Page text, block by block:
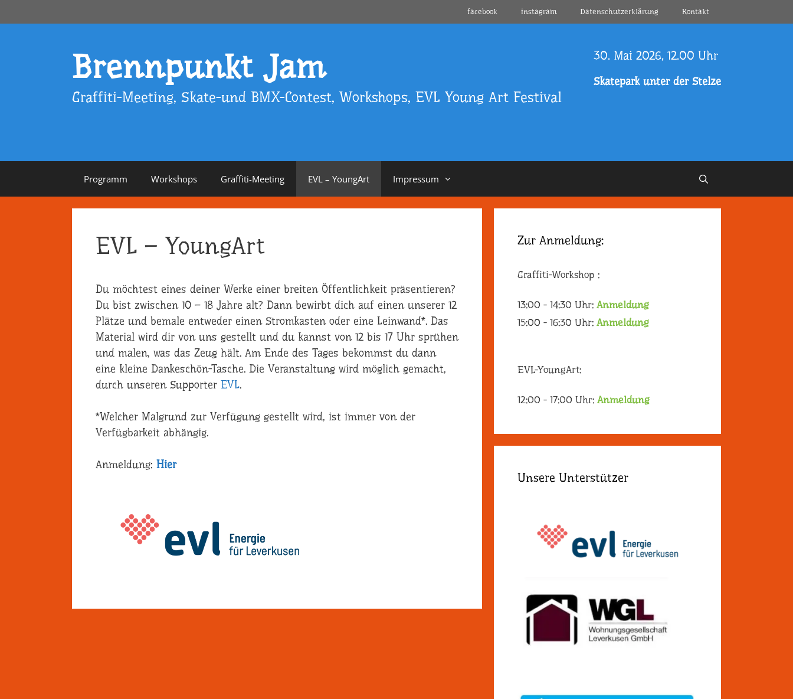
Inhalt
facebook instagram Datenschutzerklärung Kontakt
30. Mai 2026, 12.00 Uhr
Skatepark unter der Stelze
Brennpunkt Jam
Graffiti-Meeting, Skate-und BMX-Contest, Workshops, EVL Young Art Festival
Programm Workshops Graffiti-Meeting EVL – YoungArt Impressum
EVL – YoungArt
Du möchtest eines deiner Werke einer breiten Öffentlichkeit präsentieren?
Du bist zwischen 10 – 18 Jahre alt? Dann bewirbt dich auf einen unserer 12
Plätze und bemale entweder einen Stromkasten oder eine Leinwand*. Das
Material wird dir von uns gestellt und du kannst von 12 bis 17 Uhr sprühen
und malen, was das Zeug hält. Am Ende des Tages bekommst du dann
eine kleine Dankeschön-Tasche. Die Veranstaltung wird möglich gemacht,
durch unseren Supporter EVL.
*Welcher Malgrund zur Verfügung gestellt wird, ist immer von der
Verfügbarkeit abhängig.
Anmeldung: Hier
Zur Anmeldung:
Graffiti-Workshop :
13:00 - 14:30 Uhr: Anmeldung
15:00 - 16:30 Uhr: Anmeldung
EVL-YoungArt:
12:00 - 17:00 Uhr: Anmeldung
Unsere Unterstützer